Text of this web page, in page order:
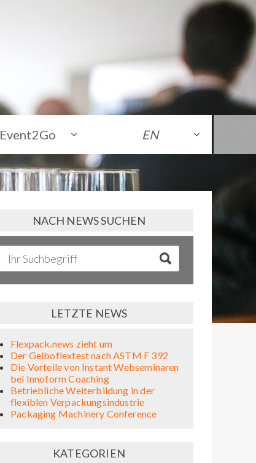
Event2Go EN
NACH NEWS SUCHEN
LETZTE NEWS
Flexpack.news zieht um
Der Gelboflextest nach ASTM F 392
Die Vorteile von Instant Webseminaren
bei Innoform Coaching
Betriebliche Weiterbildung in der
flexiblen Verpackungsindustrie
Packaging Machinery Conference
KATEGORIEN